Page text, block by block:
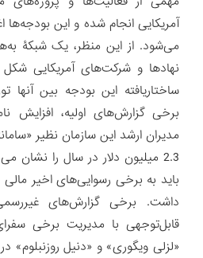
آمریکایی انجام شده و این بودجه‌ها
می‌شود. از این منظر، یک شبکۀ
نهادها و شرکت‌های آمریکایی
ساختاریافته این بودجه بین
برخی گزارش‌های اولیه، افزایش
2.3 میلیون دلار در سال را نشان
باید به برخی رسوایی‌های اخیر
داشت. برخی گزارش‌های
قابل‌توجهی با مدیریت برخی
«لزلی ویگوری» و «دنیل روزنبلوم»